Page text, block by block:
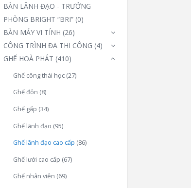
BÀN LÃNH ĐẠO - TRƯỞNG
PHÒNG BRIGHT “BRI” (0)
BÀN MÁY VI TÍNH (26)
CÔNG TRÌNH ĐÃ THI CÔNG (4)
GHẾ HOÀ PHÁT (410)
Ghế công thái học (27)
Ghế đôn (8)
Ghế gấp (34)
Ghế lãnh đạo (95)
Ghế lãnh đạo cao cấp (86)
Ghế lưới cao cấp (67)
Ghế nhân viên (69)